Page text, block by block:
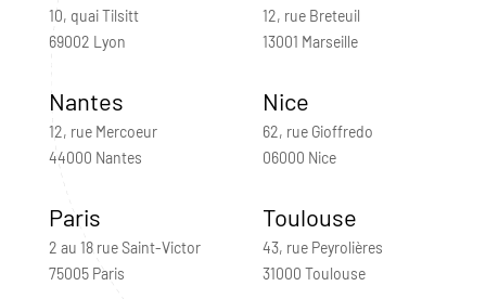
10, quai Tilsitt
69002 Lyon
12, rue Breteuil
13001 Marseille
Nantes
12, rue Mercoeur
44000 Nantes
Nice
62, rue Gioffredo
06000 Nice
Paris
2 au 18 rue Saint-Victor
75005 Paris
Toulouse
43, rue Peyrolières
31000 Toulouse